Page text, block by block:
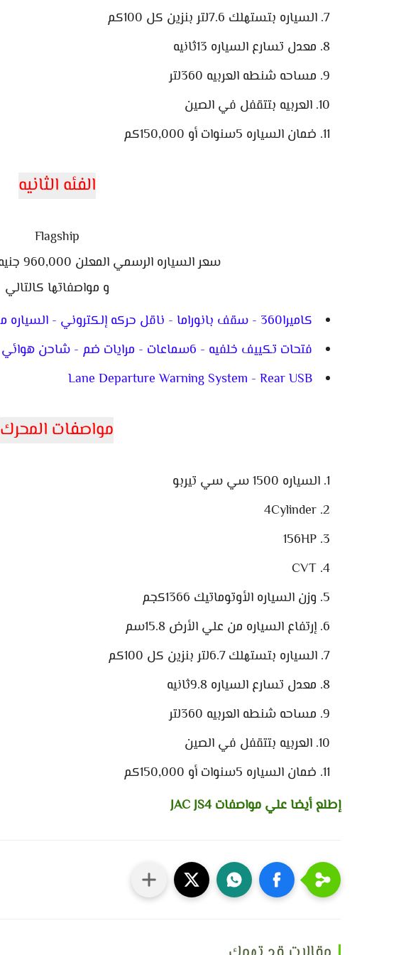
السياره بتستهلك 7.6لتر بنزين كل 100كم
معدل تسارع السياره 13ثانيه
مساحه شنطه العربيه 360لتر
العربيه بتتقفل في الصين
ضمان السياره 5سنوات أو 150,000كم
الفئه الثانيه
Flagship
سعر السياره الرسمي المعلن 960,000 جنيه مصري موديل 2026
و مواصفاتها كالتالي
كاميرا360 - سقف بانوراما - ناقل حركه إلكتروني - السياره من الداخل لونين
فتحات تكييف خلفيه - 6سماعات - مرايات ضم - شاحن هوائي - زجاج فيميه
Lane Departure Warning System - Rear USB
مواصفات المحرك
السياره 1500 سي سي تيربو
4Cylinder
156HP
CVT
وزن السياره الأوتوماتيك 1366كجم
إرتفاع السياره من علي الأرض 15.8سم
السياره بتستهلك 6.7لتر بنزين كل 100كم
معدل تسارع السياره 9.8ثانيه
مساحه شنطه العربيه 360لتر
العربيه بتتقفل في الصين
ضمان السياره 5سنوات أو 150,000كم
إطلع أيضا علي مواصفات JAC JS4